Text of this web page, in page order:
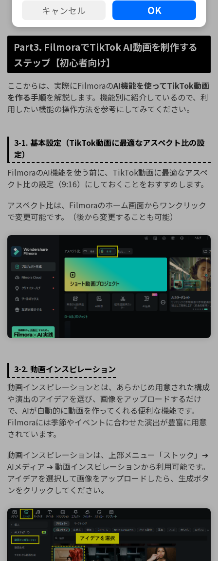
Part3. FilmoraでTikTok AI動画を制作する
ステップ【初心者向け】
ここからは、実際にFilmoraのAI機能を使ってTikTok動画
を作る手順を解説します。機能別に紹介しているので、利
用したい機能の操作方法を参考にしてみてください。
3-1. 基本設定（TikTok動画に最適なアスペクト比の設
定）
FilmoraのAI機能を使う前に、TikTok動画に最適なアスペ
クト比の設定（9:16）にしておくことをおすすめします。
アスペクト比は、Filmoraのホーム画面からワンクリック
で変更可能です。（後から変更することも可能）
3-2. 動画インスピレーション
動画インスピレーションとは、あらかじめ用意された構成
や演出のアイデアを選び、画像をアップロードするだけ
で、AIが自動的に動画を作ってくれる便利な機能です。
Filmoraには季節やイベントに合わせた演出が豊富に用意
されています。
動画インスピレーションは、上部メニュー「ストック」➔
AIメディア ➔ 動画インスピレーションから利用可能です。
アイデアを選択して画像をアップロードしたら、生成ボタ
ンをクリックしてください。
キャンセル OK